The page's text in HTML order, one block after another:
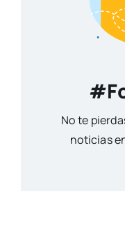
No te
noticias